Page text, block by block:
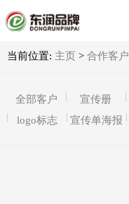
当前位置: 主页 > 合作客户
全部客户 宣传册
logo标志
宣传单海报